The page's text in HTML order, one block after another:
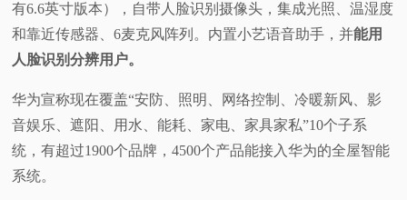
有6.6英寸版本），自带人脸识别摄像头，集成光照、温湿度
和靠近传感器、6麦克风阵列。内置小艺语音助手，并能用
人脸识别分辨用户。
华为宣称现在覆盖“安防、照明、网络控制、冷暖新风、影
音娱乐、遮阳、用水、能耗、家电、家具家私”10个子系
统，有超过1900个品牌，4500个产品能接入华为的全屋智能
系统。